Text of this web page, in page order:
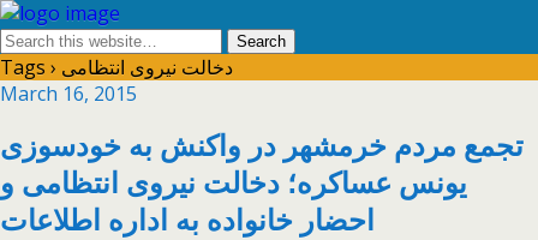
Tags › دخالت نیروی انتظامی
March 16, 2015
تجمع مردم خرمشهر در واکنش به خودسوزی
یونس عساکره؛ دخالت نیروی انتظامی و
احضار خانواده به اداره اطلاعات